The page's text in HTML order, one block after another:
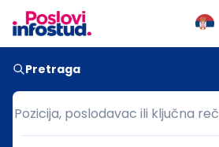
Pretraga
Pozicija, poslodavac ili ključna reč
Pozicija, poslodavac ili ključna reč